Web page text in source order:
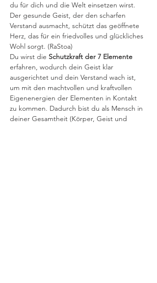
du für dich und die Welt einsetzen wirst.
Der gesunde Geist, der den scharfen
Verstand ausmacht, schützt das geöffnete
Herz, das für ein friedvolles und glückliches
Wohl sorgt. (RaStoa)
Du wirst die Schutzkraft der 7 Elemente
erfahren, wodurch dein Geist klar
ausgerichtet und dein Verstand wach ist,
um mit den machtvollen und kraftvollen
Eigenenergien der Elementen in Kontakt
zu kommen. Dadurch bist du als Mensch in
deiner Gesamtheit (Körper, Geist und